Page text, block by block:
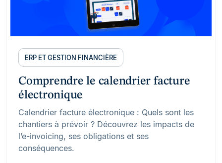
ERP ET GESTION FINANCIÈRE
Comprendre le calendrier facture
électronique
Calendrier facture électronique : Quels sont les
chantiers à prévoir ? Découvrez les impacts de
l’e-invoicing, ses obligations et ses
conséquences.